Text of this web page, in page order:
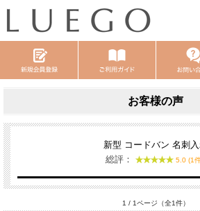
お客様の声
新型 コードバン 名刺
総評：
5.0 (1
1 / 1ページ（全1件）